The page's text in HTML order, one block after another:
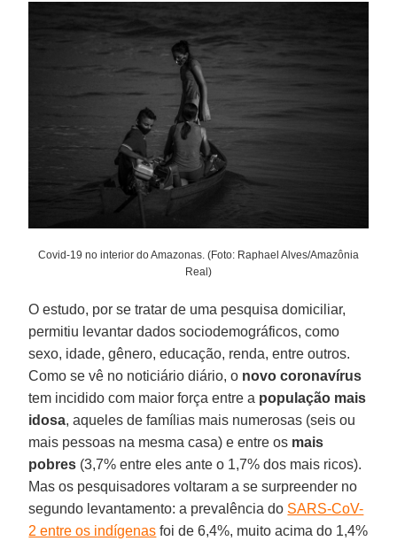
Covid-19 no interior do Amazonas. (Foto: Raphael Alves/Amazônia
Real)
O estudo, por se tratar de uma pesquisa domiciliar,
permitiu levantar dados sociodemográficos, como
sexo, idade, gênero, educação, renda, entre outros.
Como se vê no noticiário diário, o novo coronavírus
tem incidido com maior força entre a população mais
idosa, aqueles de famílias mais numerosas (seis ou
mais pessoas na mesma casa) e entre os mais
pobres (3,7% entre eles ante o 1,7% dos mais ricos).
Mas os pesquisadores voltaram a se surpreender no
segundo levantamento: a prevalência do SARS-CoV-
2 entre os indígenas foi de 6,4%, muito acima do 1,4%